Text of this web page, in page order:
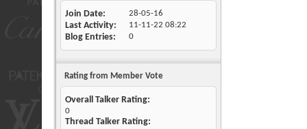
Join Date 28-05-16
Last Activity 11-11-22 08:22
Blog Entries 0
Rating from Member Vote
Overall Talker Rating:
0
Thread Talker Rating: